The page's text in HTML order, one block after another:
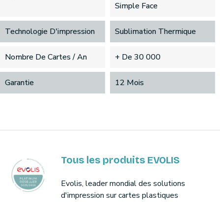
Simple Face
Technologie D'impression Sublimation Thermique
Nombre De Cartes / An + De 30 000
Garantie 12 Mois
Tous les produits EVOLIS
Evolis, leader mondial des solutions
d'impression sur cartes plastiques